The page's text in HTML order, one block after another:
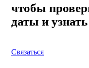
чтобы
даты и
Связаться